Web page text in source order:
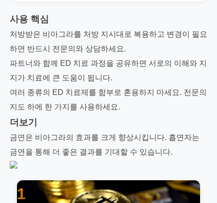
사용 핵심
처방받은 비아그라를 처방 지시대로 복용하고 변경이 필요
하면 반드시 전문의와 상담하세요.
파트너와 함께 ED 치료 과정을 공유하면 서로의 이해와 지
지가 치료에 큰 도움이 됩니다.
여러 종류의 ED 치료제를 함부로 혼용하지 마세요. 전문의
지도 하에 한 가지를 사용하세요.
더보기
금연은 비아그라의 효과를 크게 향상시킵니다. 흡연자는
금연을 통해 더 좋은 결과를 기대할 수 있습니다.
1